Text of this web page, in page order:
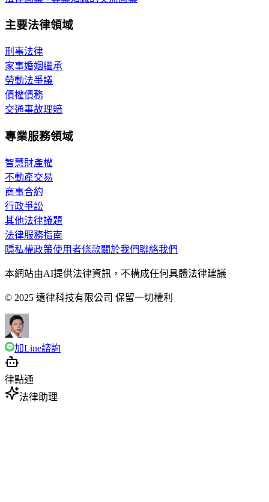
主要法律領域
刑事法律
家事婚姻繼承
勞動法爭議
債權債務
交通事故理賠
專業服務領域
智慧財產權
不動產交易
商事合約
行政爭訟
其他法律議題
法律服務指南
隱私權政策使用者條款關於我們聯絡我們
本網站由AI提供法律資訊，不構成任何具體法律建議
© 2025 遠律科技有限公司 保留一切權利
加Line諮詢
律點通
法律助理